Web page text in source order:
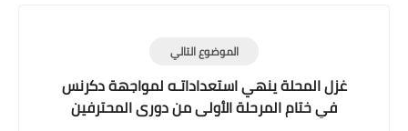
الموضوع التالي
غزل المحلة ينهي استعداداتـه لمواجهة دكرنس
في ختام المرحلة الأولى من دورى المحترفين